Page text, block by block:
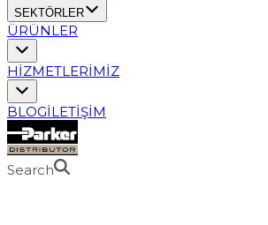
SEKTÖRLER
ÜRÜNLER
HİZMETLERİMİZ
BLOGİLETİŞİM
Search